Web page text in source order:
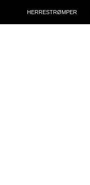
HERRESTRØMPER